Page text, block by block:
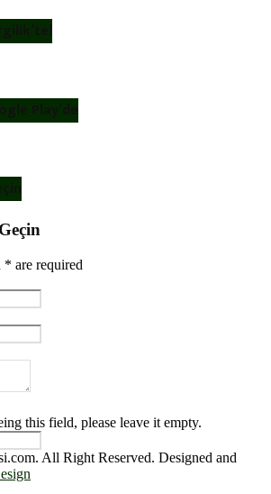
Play’de
* are required
this field, please leave it empty.
All Right Reserved. Designed and